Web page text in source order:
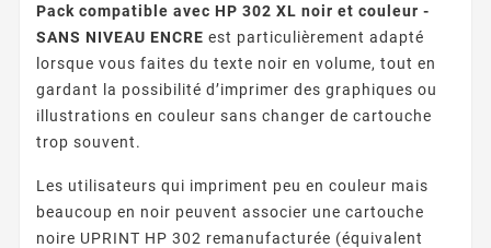
Pack compatible avec HP 302 XL noir et couleur -
SANS NIVEAU ENCRE est particulièrement adapté
lorsque vous faites du texte noir en volume, tout en
gardant la possibilité d’imprimer des graphiques ou
illustrations en couleur sans changer de cartouche
trop souvent.
Les utilisateurs qui impriment peu en couleur mais
beaucoup en noir peuvent associer une cartouche
noire UPRINT HP 302 remanufacturée (équivalent